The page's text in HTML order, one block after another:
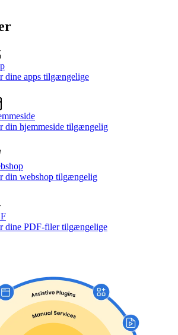
dine apps tilgængelige
din hjemmeside tilgængelig
din webshop tilgængelig
dine PDF-filer tilgængelige